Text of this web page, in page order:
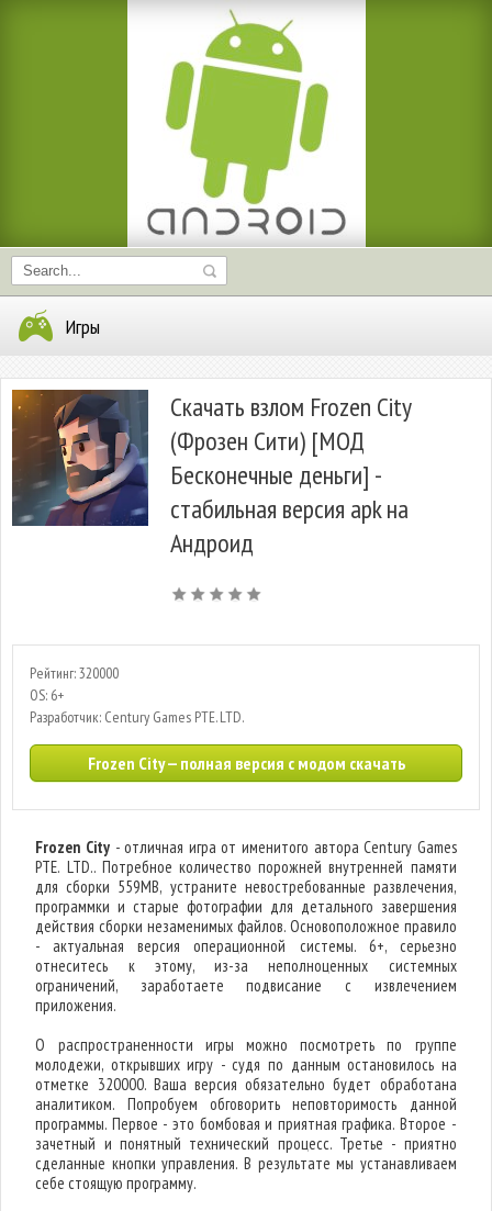
Игры
Скачать взлом Frozen City
(Фрозен Сити) [МОД
Бесконечные деньги] -
стабильная версия apk на
Андроид
Рейтинг: 320000
OS: 6+
Разработчик: Century Games PTE. LTD.
Frozen City — полная версия с модом скачать
Frozen City- отличная игра от именитого автора Century Games
PTE. LTD.. Потребное количество порожней внутренней памяти
для сборки 559MB, устраните невостребованные развлечения,
программки и старые фотографии для детального завершения
действия сборки незаменимых файлов. Основоположное правило
- актуальная версия операционной системы. 6+, серьезно
отнеситесь к этому, из-за неполноценных системных
ограничений, заработаете подвисание с извлечением
приложения.
О распространенности игры можно посмотреть по группе
молодежи, открывших игру - судя по данным остановилось на
отметке 320000. Ваша версия обязательно будет обработана
аналитиком. Попробуем обговорить неповторимость данной
программы. Первое - это бомбовая и приятная графика. Второе -
зачетный и понятный технический процесс. Третье - приятно
сделанные кнопки управления. В результате мы устанавливаем
себе стоящую программу.